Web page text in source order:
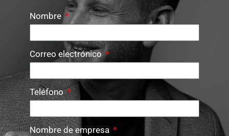
Nombre
Correo electrónico
Teléfono
Nombre de empresa